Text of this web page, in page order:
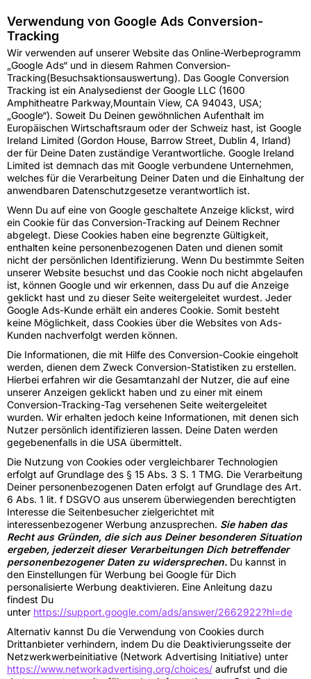
Verwendung von Google Ads Conversion-
Tracking
Wir verwenden auf unserer Website das Online-Werbeprogramm
„Google Ads“ und in diesem Rahmen Conversion-
Tracking(Besuchsaktionsauswertung). Das Google Conversion
Tracking ist ein Analysedienst der Google LLC (1600
Amphitheatre Parkway,Mountain View, CA 94043, USA;
„Google“). Soweit Du Deinen gewöhnlichen Aufenthalt im
Europäischen Wirtschaftsraum oder der Schweiz hast, ist Google
Ireland Limited (Gordon House, Barrow Street, Dublin 4, Irland)
der für Deine Daten zuständige Verantwortliche. Google Ireland
Limited ist demnach das mit Google verbundene Unternehmen,
welches für die Verarbeitung Deiner Daten und die Einhaltung der
anwendbaren Datenschutzgesetze verantwortlich ist.
Wenn Du auf eine von Google geschaltete Anzeige klickst, wird
ein Cookie für das Conversion-Tracking auf Deinem Rechner
abgelegt. Diese Cookies haben eine begrenzte Gültigkeit,
enthalten keine personenbezogenen Daten und dienen somit
nicht der persönlichen Identifizierung. Wenn Du bestimmte Seiten
unserer Website besuchst und das Cookie noch nicht abgelaufen
ist, können Google und wir erkennen, dass Du auf die Anzeige
geklickt hast und zu dieser Seite weitergeleitet wurdest. Jeder
Google Ads-Kunde erhält ein anderes Cookie. Somit besteht
keine Möglichkeit, dass Cookies über die Websites von Ads-
Kunden nachverfolgt werden können.
Die Informationen, die mit Hilfe des Conversion-Cookie eingeholt
werden, dienen dem Zweck Conversion-Statistiken zu erstellen.
Hierbei erfahren wir die Gesamtanzahl der Nutzer, die auf eine
unserer Anzeigen geklickt haben und zu einer mit einem
Conversion-Tracking-Tag versehenen Seite weitergeleitet
wurden. Wir erhalten jedoch keine Informationen, mit denen sich
Nutzer persönlich identifizieren lassen. Deine Daten werden
gegebenenfalls in die USA übermittelt.
Die Nutzung von Cookies oder vergleichbarer Technologien
erfolgt auf Grundlage des § 15 Abs. 3 S. 1 TMG. Die Verarbeitung
Deiner personenbezogenen Daten erfolgt auf Grundlage des Art.
6 Abs. 1 lit. f DSGVO aus unserem überwiegenden berechtigten
Interesse die Seitenbesucher zielgerichtet mit
interessenbezogener Werbung anzusprechen. Sie haben das
Recht aus Gründen, die sich aus Deiner besonderen Situation
ergeben, jederzeit dieser Verarbeitungen Dich betreffender
personenbezogener Daten zu widersprechen. Du kannst in
den Einstellungen für Werbung bei Google für Dich
personalisierte Werbung deaktivieren. Eine Anleitung dazu
findest Du
unter https://support.google.com/ads/answer/2662922?hl=de
Alternativ kannst Du die Verwendung von Cookies durch
Drittanbieter verhindern, indem Du die Deaktivierungsseite der
Netzwerkwerbeinitiative (Network Advertising Initiative) unter
https://www.networkadvertising.org/choices/ aufrufst und die